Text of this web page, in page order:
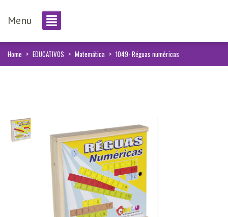
Menu
Home > EDUCATIVOS > Matemática > 1049- Réguas numéricas